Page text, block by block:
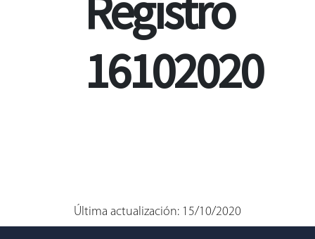
16102020
Última actualización: 15/10/2020